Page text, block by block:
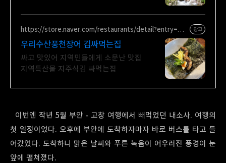
https://store.naver.com/restaurants/detail?entry=plt
광고
우리수산풍천장어 김싸먹는집
싸고 맛있어 지역민들에게 소문난 맛집
지역특산물 지주식김 싸먹는집
이번엔 작년 5월 부안 - 고창 여행에서 빼먹었던 내소사. 여행의
첫 일정이었다. 오후에 부안에 도착하자마자 바로 버스를 타고 들
어갔었다. 도착하니 맑은 날씨와 푸른 녹음이 어우러진 풍경이 눈
앞에 펼쳐졌다.